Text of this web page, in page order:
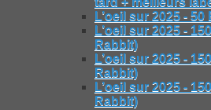
L’oeil sur 2025 -
L’oeil sur 2025 -
Rabbit)
L’oeil sur 2025 -
Rabbit)
L’oeil sur 2025 -
Rabbit)